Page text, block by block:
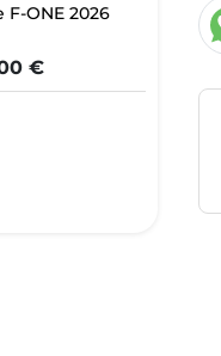
ONE 2026
€